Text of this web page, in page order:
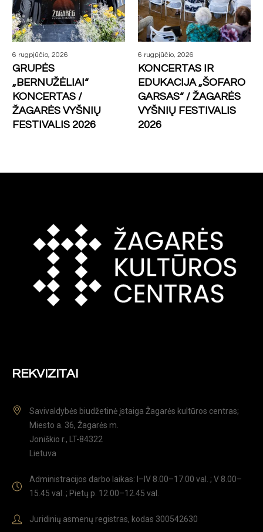
6 rugpjūčio, 2026
GRUPĖS
„BERNUŽĖLIAI“
KONCERTAS /
ŽAGARĖS VYŠNIŲ
FESTIVALIS 2026
6 rugpjūčio, 2026
KONCERTAS IR
EDUKACIJA „ŠOFARO
GARSAS“ / ŽAGARĖS
VYŠNIŲ FESTIVALIS
2026
REKVIZITAI
Savivaldybės biudžetinė įstaiga Žagarės kultūros centras;
Miesto a. 36, Žagarės m.
Joniškio r., LT-84322
Lietuva
Administracijos darbo laikas: I–IV 8.00–17.00 val. ; V 8.00–
15.45 val. ; Pietų p. 12.00–12.45 val.
Juridinių asmenų registras, kodas 300542630